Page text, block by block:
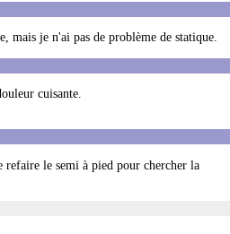
mais je n'ai pas de problème de statique.
cuisante.
refaire le semi à pied pour chercher la